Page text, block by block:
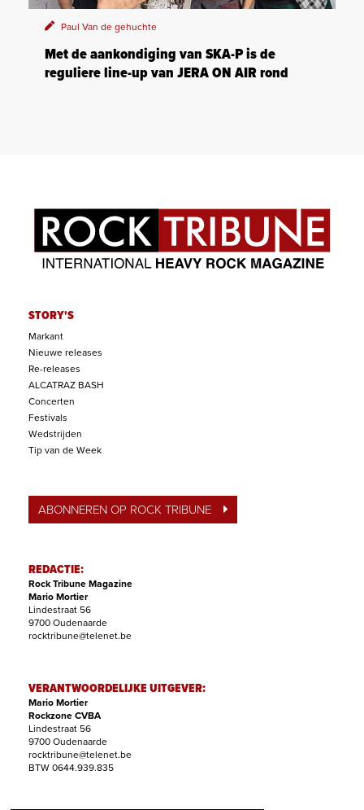
Paul Van de gehuchte
Met de aankondiging van SKA-P is de
reguliere line-up van JERA ON AIR rond
STORY'S
Markant
Nieuwe releases
Re-releases
ALCATRAZ BASH
Concerten
Festivals
Wedstrijden
Tip van de Week
ABONNEREN OP ROCK TRIBUNE
REDACTIE:
Rock Tribune Magazine
Mario Mortier
Lindestraat 56
9700 Oudenaarde
rocktribune@telenet.be
VERANTWOORDELIJKE UITGEVER:
Mario Mortier
Rockzone CVBA
Lindestraat 56
9700 Oudenaarde
rocktribune@telenet.be
BTW 0644.939.835